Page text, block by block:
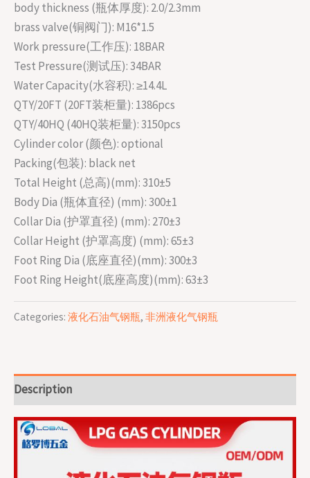
body thickness (瓶体厚度): 2.0/2.3mm
brass valve(铜阀门): M16*1.5
Work pressure(工作压): 18BAR
Test Pressure(测试压): 34BAR
Water Capacity(水容积): ≥14.4L
QTY/20FT (20FT装柜量): 1386pcs
QTY/40HQ (40HQ装柜量): 3150pcs
Cylinder color (颜色): optional
Packing(包装): black net
Total Height (总高)(mm): 310±5
Body Dia (瓶体直径) (mm): 300±1
Collar Dia (护罩直径) (mm): 270±3
Collar Height (护罩高度) (mm): 65±3
Foot Ring Dia (底座直径)(mm): 300±3
Foot Ring Height(底座高度)(mm): 63±3
Categories: 液化石油气钢瓶, 非洲液化气钢瓶
Description